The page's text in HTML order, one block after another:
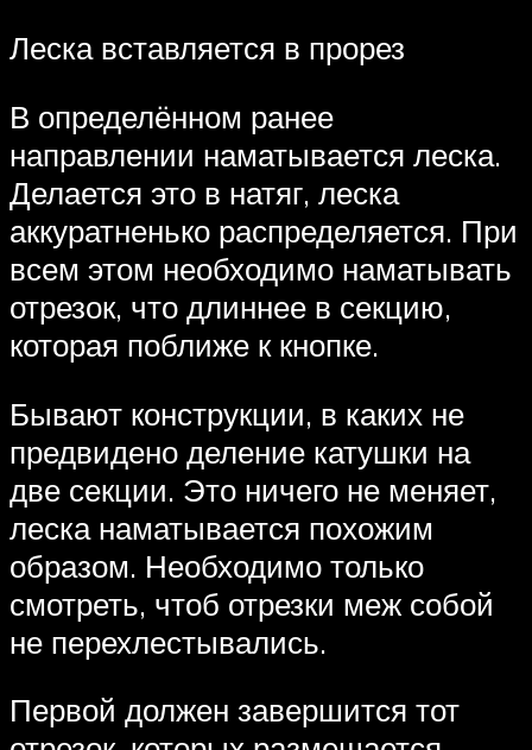
Леска вставляется в прорез
В определённом ранее
направлении наматывается леска.
Делается это в натяг, леска
аккуратненько распределяется. При
всем этом необходимо наматывать
отрезок, что длиннее в секцию,
которая поближе к кнопке.
Бывают конструкции, в каких не
предвидено деление катушки на
две секции. Это ничего не меняет,
леска наматывается похожим
образом. Необходимо только
смотреть, чтоб отрезки меж собой
не перехлестывались.
Первой должен завершится тот